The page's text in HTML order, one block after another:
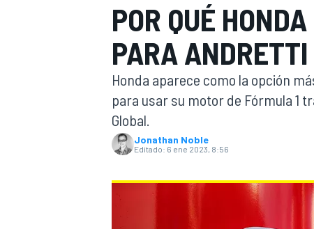
INDYCAR
POR QUÉ
PARA
Honda aparece como la opción
para usar su motor de Fórmula 1
Global.
Jonathan Noble
Editado: 6 ene 2023, 8:56